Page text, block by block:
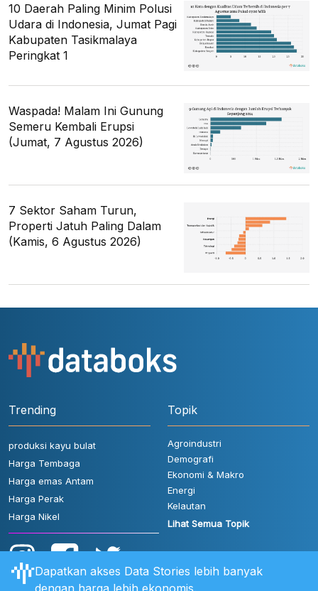
10 Daerah Paling Minim Polusi
Udara di Indonesia, Jumat Pagi
Kabupaten Tasikmalaya
Peringkat 1
Waspada! Malam Ini Gunung
Semeru Kembali Erupsi
(Jumat, 7 Agustus 2026)
7 Sektor Saham Turun,
Properti Jatuh Paling Dalam
(Kamis, 6 Agustus 2026)
Trending
produksi kayu bulat
Harga Tembaga
Harga emas Antam
Harga Perak
Harga Nikel
Topik
Agroindustri
Demografi
Ekonomi & Makro
Energi
Kelautan
Lihat Semua Topik
Dapatkan akses Data Stories lebih banyak
dengan harga lebih ekonomis.